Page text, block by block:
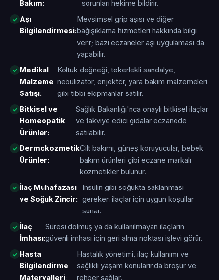
Bakım:
sorunları hekime bildirir.
Aşı
Bilgilendirmesi:
Mevsimsel grip aşısı ve diğer
bağışıklama hizmetleri hakkında bilgi
verir; bazı eczaneler aşı uygulaması da
yapabilir.
Medikal
Malzeme
Satışı:
Koltuk değneği, tekerlekli sandalye,
nebülizatör, enjektör, yara bakım malzemeleri
gibi tıbbi ekipmanlar satılır.
Bitkisel ve
Homeopatik
Ürünler:
Sağlık Bakanlığı'nca onaylı bitkisel ilaçlar
ve takviye edici gıdalar eczanede
satılabilir.
Dermokozmetik
Ürünler:
Cilt bakımı, güneş koruyucular, bebek
bakım ürünleri gibi eczane markalı
kozmetikler bulunur.
İlaç Muhafazası
ve Soğuk Zincir:
Insülin gibi soğukta saklanması
gereken ilaçlar için uygun koşullar
sunar.
İlaç
İmhası:
Süresi dolmuş ya da kullanılmayan ilaçların
güvenli imhası için geri alma noktası işlevi görür.
Hasta
Bilgilendirme
Materyalleri:
Hastalık yönetimi, ilaç kullanımı ve
sağlıklı yaşam konularında broşür ve
rehber sağlar.